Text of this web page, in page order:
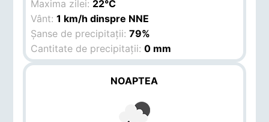
Maxima zilei: 22°C
Vânt:1 km/h dinspre NNE
Șanse de precipitații:79%
Cantitate de precipitații:0 mm
NOAPTEA